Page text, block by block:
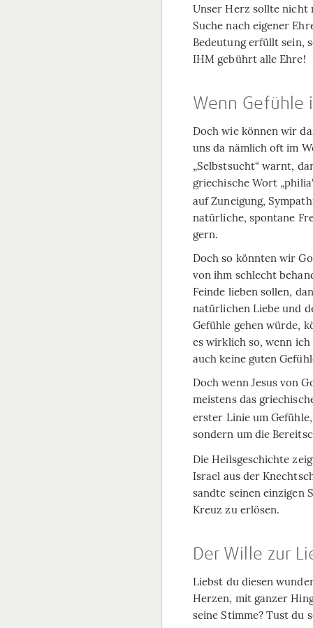
Unser Herz sollte nicht
Suche nach eigener
Bedeutung erfüllt sein,
IHM gebührt alle Ehre!
Wenn Gefühle
Doch wie können wir
uns da nämlich oft im
„Selbstsucht“ warnt,
griechische Wort
auf Zuneigung,
natürliche, spontane
gern.
Doch so könnten wir
von ihm schlecht
Feinde lieben sollen,
natürlichen Liebe und
Gefühle gehen würde,
es wirklich so, wenn
auch keine guten
Doch wenn Jesus von
meistens das
erster Linie um
sondern um die
Die Heilsgeschichte
Israel aus der
sandte seinen einzigen
Kreuz zu erlösen.
Der Wille zur
Liebst du diesen
Herzen, mit ganzer
seine Stimme? Tust du